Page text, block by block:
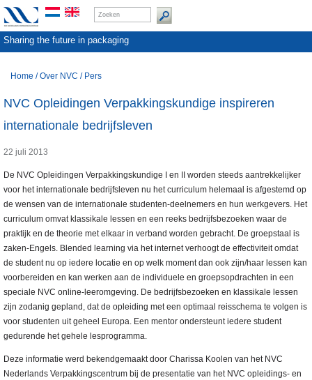
Sharing the future in packaging
Home /Over NVC / Pers
NVC Opleidingen Verpakkingskundige inspireren
internationale bedrijfsleven
22 juli 2013
De NVC Opleidingen Verpakkingskundige I en II worden steeds aantrekkelijker
voor het internationale bedrijfsleven nu het curriculum helemaal is afgestemd op
de wensen van de internationale studenten-deelnemers en hun werkgevers. Het
curriculum omvat klassikale lessen en een reeks bedrijfsbezoeken waar de
praktijk en de theorie met elkaar in verband worden gebracht. De groepstaal is
zaken-Engels. Blended learning via het internet verhoogt de effectiviteit omdat
de student nu op iedere locatie en op welk moment dan ook zijn/haar lessen kan
voorbereiden en kan werken aan de individuele en groepsopdrachten in een
speciale NVC online-leeromgeving. De bedrijfsbezoeken en klassikale lessen
zijn zodanig gepland, dat de opleiding met een optimaal reisschema te volgen is
voor studenten uit geheel Europa. Een mentor ondersteunt iedere student
gedurende het gehele lesprogramma.
Deze informatie werd bekendgemaakt door Charissa Koolen van het NVC
Nederlands Verpakkingscentrum bij de presentatie van het NVC opleidings- en